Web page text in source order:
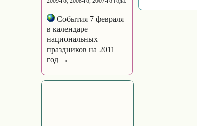
События 7 февраля
в календаре
национальных
праздников на 2011
год →